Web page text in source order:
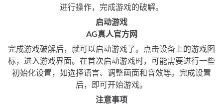
进行操作，完成游戏的破解。
启动游戏
AG真人官方网
完成游戏破解后，就可以启动游戏了。点击设备上的游戏图
标，进入游戏界面。在首次启动游戏时，可能需要进行一些
初始化设置，如选择语言、调整画面和音效等。完成设置
后，即可开始游戏。
注意事项